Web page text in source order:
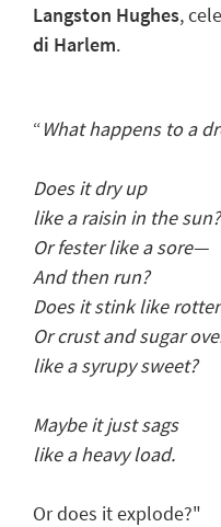
Langston Hughes,
di Harlem.
“What happens to a
Does it dry up
like a raisin in the sun?
Or fester like a sore—
And then run?
Does it stink like
Or crust and sugar
like a syrupy sweet?
Maybe it just sags
like a heavy load.
Or does it explode?"